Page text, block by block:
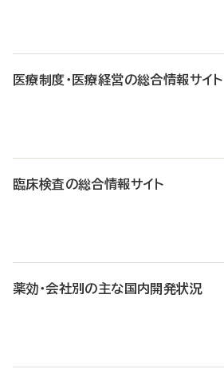
医療制度・医療経営の総合情報サイト
臨床検査の総合情報サイト
薬効・会社別の主な国内開発状況